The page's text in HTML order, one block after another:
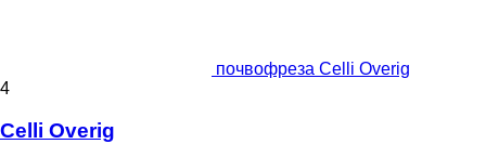
почвофреза Celli Overig
4
Celli Overig